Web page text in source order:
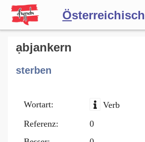
Österreichisch
Wörterbuch
Forum
Blog
ạbjankern
sterben
Wortart:
Verb
Referenz:
0